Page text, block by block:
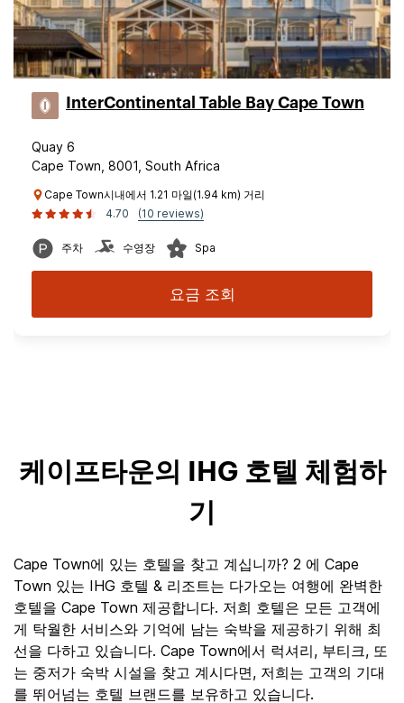
InterContinental Table Bay Cape Town
Quay 6
Cape Town, 8001, South Africa
Cape Town시내에서 1.21 마일(1.94 km) 거리
4.70
(10 reviews)
주차 수영장 Spa
요금 조회
케이프타운의 IHG 호텔 체험하
기
Cape Town에 있는 호텔을 찾고 계십니까? 2 에 Cape
Town 있는 IHG 호텔 & 리조트는 다가오는 여행에 완벽한
호텔을 Cape Town 제공합니다. 저희 호텔은 모든 고객에
게 탁월한 서비스와 기억에 남는 숙박을 제공하기 위해 최
선을 다하고 있습니다. Cape Town에서 럭셔리, 부티크, 또
는 중저가 숙박 시설을 찾고 계시다면, 저희는 고객의 기대
를 뛰어넘는 호텔 브랜드를 보유하고 있습니다.